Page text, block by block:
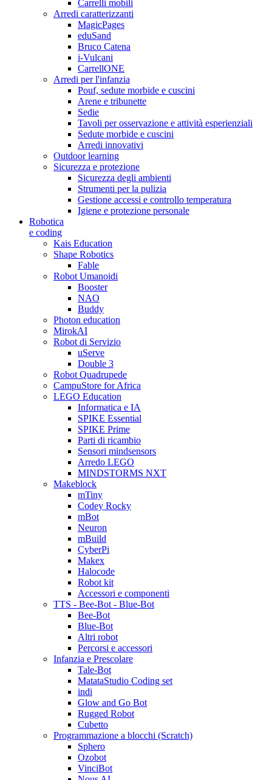
Carrelli mobili
Arredi caratterizzanti
MagicPages
eduSand
Bruco Catena
i-Vulcani
CarrellONE
Arredi per l'infanzia
Pouf, sedute morbide e cuscini
Arene e tribunette
Sedie
Tavoli per osservazione e attività esperienziali
Sedute morbide e cuscini
Arredi innovativi
Outdoor learning
Sicurezza e protezione
Sicurezza degli ambienti
Strumenti per la pulizia
Gestione accessi e controllo temperatura
Igiene e protezione personale
Robotica
e coding
Kais Education
Shape Robotics
Fable
Robot Umanoidi
Booster
NAO
Buddy
Photon education
MirokAI
Robot di Servizio
uServe
Double 3
Robot Quadrupede
CampuStore for Africa
LEGO Education
Informatica e IA
SPIKE Essential
SPIKE Prime
Parti di ricambio
Sensori mindsensors
Arredo LEGO
MINDSTORMS NXT
Makeblock
mTiny
Codey Rocky
mBot
Neuron
mBuild
CyberPi
Makex
Halocode
Robot kit
Accessori e componenti
TTS - Bee-Bot - Blue-Bot
Bee-Bot
Blue-Bot
Altri robot
Percorsi e accessori
Infanzia e Prescolare
Tale-Bot
MatataStudio Coding set
indi
Glow and Go Bot
Rugged Robot
Cubetto
Programmazione a blocchi (Scratch)
Sphero
Ozobot
VinciBot